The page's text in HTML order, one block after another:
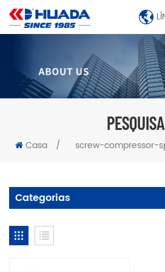
PESQUISA
Casa / screw-compressor-
Categorias